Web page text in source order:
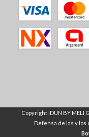
Copyright IDUN BY MELI
Defensa de las y los